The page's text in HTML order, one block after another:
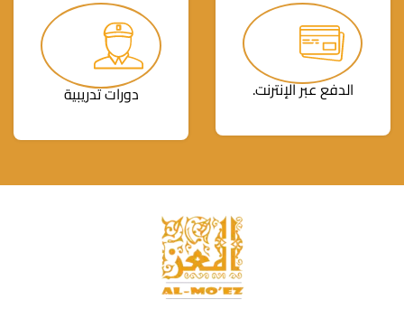
الدفع عبر الإنترنت. دورات تدريبية